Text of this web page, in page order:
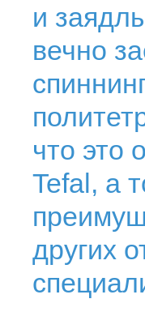
и
вечно
что это
Tefal, а
других